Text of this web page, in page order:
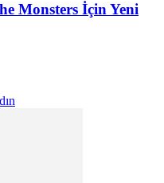
Monsters İçin Yeni